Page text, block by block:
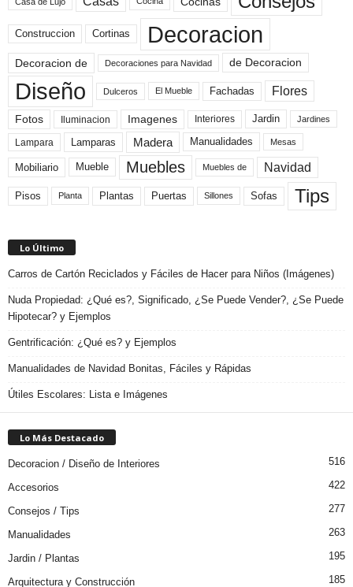
Construccion Cortinas Decoracion
Decoracion de Decoraciones para Navidad de Decoracion
Diseño Dulceros El Mueble Fachadas Flores
Fotos Iluminacion Imagenes Interiores Jardin Jardines
Lampara Lamparas Madera Manualidades Mesas
Mobiliario Mueble Muebles Muebles de Navidad
Pisos Planta Plantas Puertas Sillones Sofas Tips
Lo Último
Carros de Cartón Reciclados y Fáciles de Hacer para Niños (Imágenes)
Nuda Propiedad: ¿Qué es?, Significado, ¿Se Puede Vender?, ¿Se Puede
Hipotecar? y Ejemplos
Gentrificación: ¿Qué es? y Ejemplos
Manualidades de Navidad Bonitas, Fáciles y Rápidas
Útiles Escolares: Lista e Imágenes
Lo Más Destacado
Decoracion / Diseño de Interiores 516
Accesorios 422
Consejos / Tips 277
Manualidades 263
Jardin / Plantas 195
Arquitectura y Construcción 185